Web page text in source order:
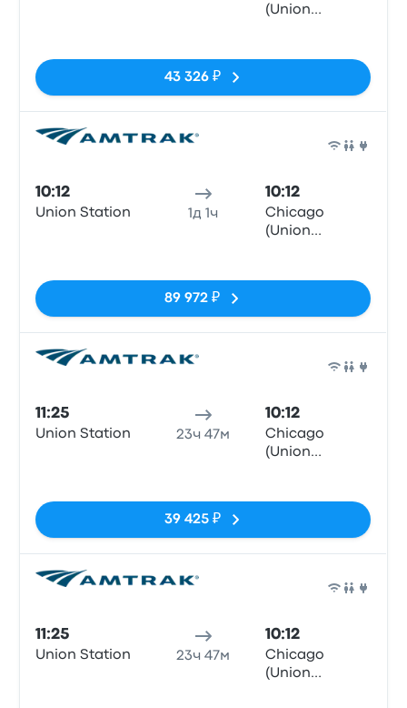
(Union
43 326 ₽
10:12
Union Station 1д 1ч
10:12
Chicago
(Union
89 972 ₽
11:25
Union Station 23ч 47м
10:12
Chicago
(Union
39 425 ₽
11:25
Union Station 23ч 47м
10:12
Chicago
(Union